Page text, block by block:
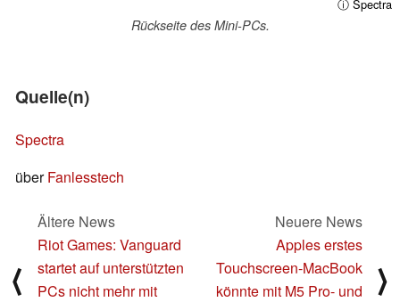
ⓘ Spectra
Rückseite des Mini-PCs.
Quelle(n)
Spectra
überFanlesstech
⟨
Ältere News
Riot Games: Vanguard
startet auf unterstützten
PCs nicht mehr mit
Neuere News
Apples erstes
Touchscreen-MacBook
könnte mit M5 Pro- und
⟩